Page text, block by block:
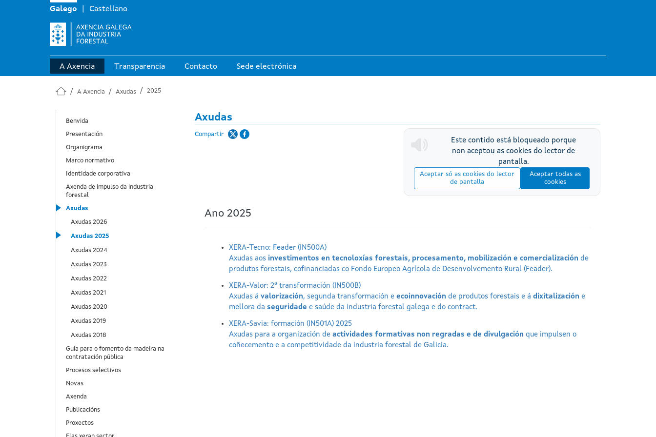
Galego Castellano
A Axencia Transparencia Contacto Sede electrónica
A Axencia Axudas 2025
Axudas
Compartir
Este contido está bloqueado porque
non aceptou as cookies do lector de
pantalla.
Aceptar só as cookies do lector
de pantalla
Aceptar todas as
cookies
Ano 2025
XERA-Tecno: Feader (IN500A)
Axudas aos investimentos en tecnoloxías forestais, procesamento, mobilización e comercialización de
produtos forestais, cofinanciadas co Fondo Europeo Agrícola de Desenvolvemento Rural (Feader).
XERA-Valor: 2ª transformación (IN500B)
Axudas á valorización, segunda transformación e ecoinnovación de produtos forestais e á dixitalización e
mellora da seguridade e saúde da industria forestal galega e do contract.
XERA-Savia: formación (IN501A) 2025
Axudas para a organización de actividades formativas non regradas e de divulgación que impulsen o
coñecemento e a competitividade da industria forestal de Galicia.
Benvida
Presentación
Organigrama
Marco normativo
Identidade corporativa
Axenda de impulso da industria
forestal
Axudas
Axudas 2026
Axudas 2025
Axudas 2024
Axudas 2023
Axudas 2022
Axudas 2021
Axudas 2020
Axudas 2019
Axudas 2018
Guía para o fomento da madeira na
contratación pública
Procesos selectivos
Novas
Axenda
Publicacións
Proxectos